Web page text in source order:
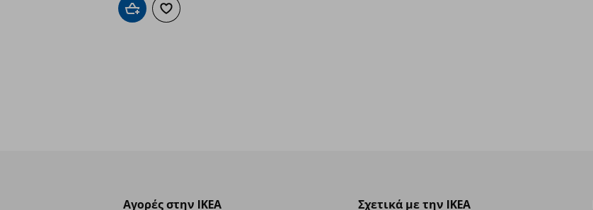
Προσθήκη στο καλάθι
Προσθήκη στα αγαπημένα
Αγορές στην IKEA Σχετικά με την IKEA